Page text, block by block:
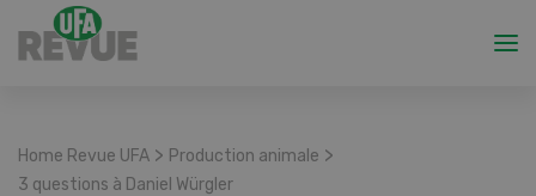
Home Revue UFA > Production animale >
3 questions à Daniel Würgler